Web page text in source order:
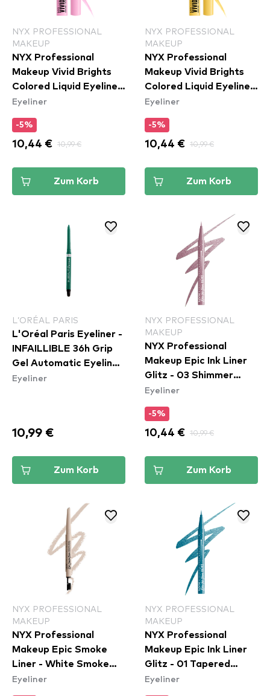
NYX PROFESSIONAL
MAKEUP
NYX Professional
Makeup Vivid Brights
Colored Liquid Eyeliner
- Sneaky Pink (VBLL09)
Eyeliner
-5%
10,44 € 10,99 €
Zum Korb
NYX PROFESSIONAL
MAKEUP
NYX Professional
Makeup Vivid Brights
Colored Liquid Eyeliner
- Had Me At Yellow
Eyeliner
-5%
10,44 € 10,99 €
Zum Korb
L’ORÉAL PARIS
L'Oréal Paris Eyeliner -
INFAILLIBLE 36h Grip
Gel Automatic Eyeliner
- Emerald Green
Eyeliner
10,99 €
Zum Korb
NYX PROFESSIONAL
MAKEUP
NYX Professional
Makeup Epic Ink Liner
Glitz - 03 Shimmer
Stitch
Eyeliner
-5%
10,44 € 10,99 €
Zum Korb
NYX PROFESSIONAL
MAKEUP
NYX Professional
Makeup Epic Smoke
Liner - White Smoke
(ESL01)
Eyeliner
NYX PROFESSIONAL
MAKEUP
NYX Professional
Makeup Epic Ink Liner
Glitz - 01 Tapered
Twinkle
Eyeliner